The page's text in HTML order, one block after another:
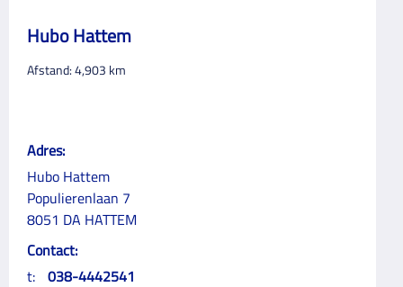
Hubo Hattem
Afstand:4,903 km
Adres:
Hubo Hattem
Populierenlaan 7
8051 DA HATTEM
Contact:
t: 038-4442541